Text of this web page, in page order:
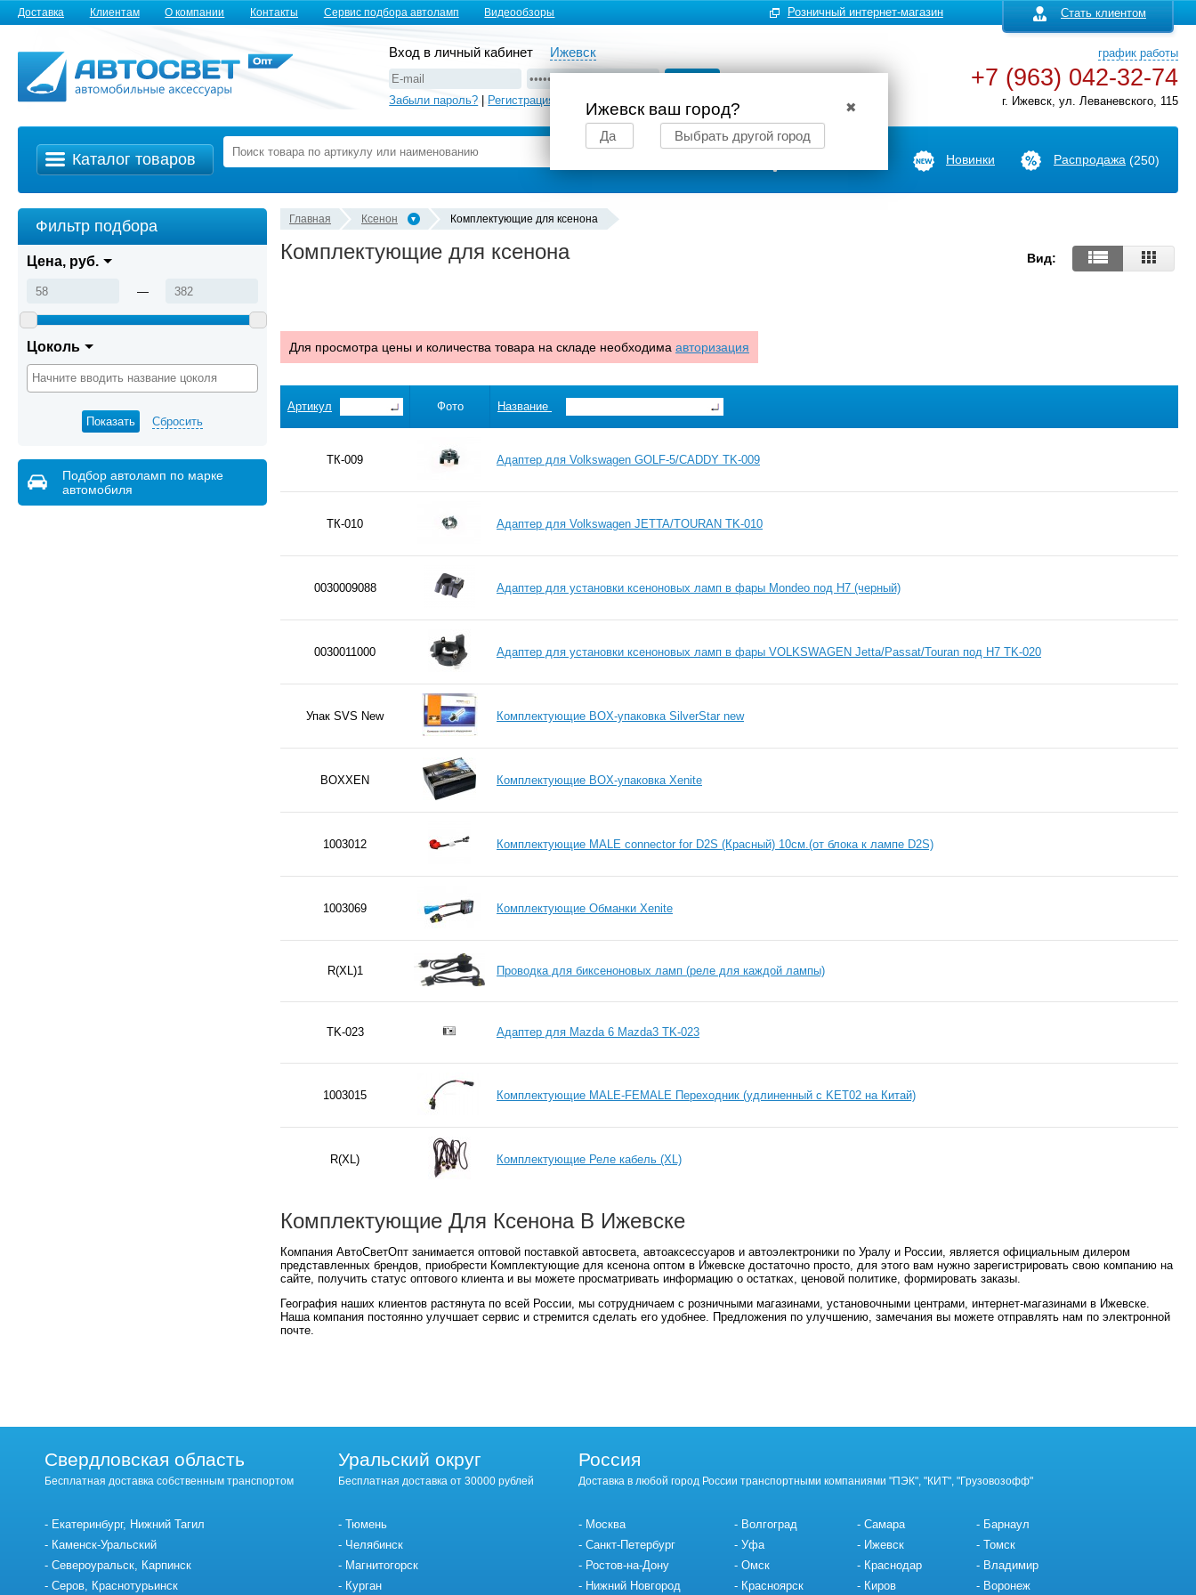
Доставка Клиентам О компании Контакты Сервис подбора автоламп Видеообзоры Стать клиентом
Розничный интернет-магазин
Вход в личный кабинет Ижевск
✖
Ижевск ваш город?
Да Выбрать другой город
Забыли пароль? Регистрация
график работы
+7 (963) 042-32-74
г. Ижевск, ул. Леваневского, 115
Каталог товаров Новинки Распродажа (250)
Фильтр подбора
Цена, руб.
—
Цоколь
Сбросить
Подбор автоламп по марке
автомобиля
Главная Ксенон Комплектующие для ксенона
Комплектующие для ксенона Вид:
Для просмотра цены и количества товара на складе необходима авторизация
Артикул Фото Название
ТК-009 Адаптер для Volkswagen GOLF-5/CADDY TK-009
ТК-010 Адаптер для Volkswagen JETTA/TOURAN TK-010
0030009088 Адаптер для установки ксеноновых ламп в фары Mondeo под H7 (черный)
0030011000 Адаптер для установки ксеноновых ламп в фары VOLKSWAGEN Jetta/Passat/Touran под H7 TK-020
Упак SVS New Комплектующие BOX-упаковка SilverStar new
BOXXEN Комплектующие BOX-упаковка Xenite
1003012 Комплектующие MALE connector for D2S (Красный) 10см.(от блока к лампе D2S)
1003069 Комплектующие Обманки Xenite
R(XL)1 Проводка для биксеноновых ламп (реле для каждой лампы)
TK-023 Адаптер для Mazda 6 Mazda3 TK-023
1003015 Комплектующие MALE-FEMALE Переходник (удлиненный с KET02 на Китай)
R(XL) Комплектующие Реле кабель (XL)
Комплектующие Для Ксенона В Ижевске
Компания АвтоСветОпт занимается оптовой поставкой автосвета, автоаксессуаров и автоэлектроники по Уралу и Роcсии, является официальным дилером
представленных брендов, приобрести Комплектующие для ксенона оптом в Ижевске достаточно просто, для этого вам нужно зарегистрировать свою компанию на
сайте, получить статус оптового клиента и вы можете просматривать информацию о остатках, ценовой политике, формировать заказы.
География наших клиентов растянута по всей России, мы сотрудничаем с розничными магазинами, установочными центрами, интернет-магазинами в Ижевске.
Наша компания постоянно улучшает сервис и стремится сделать его удобнее. Предложения по улучшению, замечания вы можете отправлять нам по электронной
почте.
Свердловская область
Бесплатная доставка собственным транспортом
Екатеринбург, Нижний Тагил
Каменск-Уральский
Североуральск, Карпинск
Серов, Краснотурьинск
Уральский округ
Бесплатная доставка от 30000 рублей
Тюмень
Челябинск
Магнитогорск
Курган
Россия
Доставка в любой город России транспортными компаниями "ПЭК", "КИТ", "Грузовозофф"
Москва
Санкт-Петербург
Ростов-на-Дону
Нижний Новгород
Волгоград
Уфа
Омск
Красноярск
Самара
Ижевск
Краснодар
Киров
Барнаул
Томск
Владимир
Воронеж